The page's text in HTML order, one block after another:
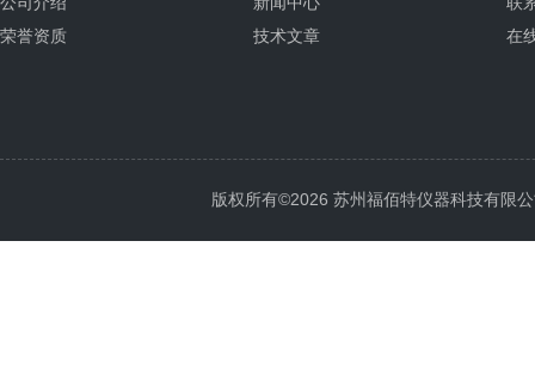
荣誉资质
技术文章
在
版权所有©2026 苏州福佰特仪器科技有限